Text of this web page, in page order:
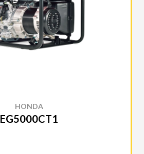
HONDA
EG5000CT1